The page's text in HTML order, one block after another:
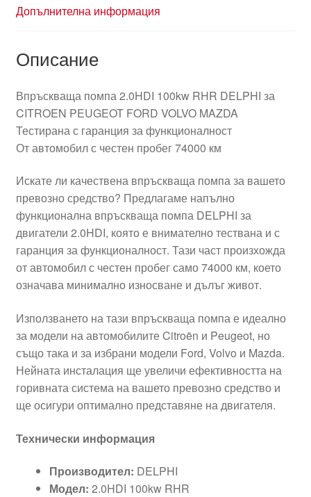
Допълнителна информация
Описание
Впръскваща помпа 2.0HDI 100kw RHR DELPHI за
CITROEN PEUGEOT FORD VOLVO MAZDA
Тестирана с гаранция за функционалност
От автомобил с честен пробег 74000 км
Искате ли качествена впръскваща помпа за вашето
превозно средство? Предлагаме напълно
функционална впръскваща помпа DELPHI за
двигатели 2.0HDI, която е внимателно тествана и с
гаранция за функционалност. Тази част произхожда
от автомобил с честен пробег само 74000 км, което
означава минимално износване и дълъг живот.
Използването на тази впръскваща помпа е идеално
за модели на автомобилите Citroën и Peugeot, но
също така и за избрани модели Ford, Volvo и Mazda.
Нейната инсталация ще увеличи ефективността на
горивната система на вашето превозно средство и
ще осигури оптимално представяне на двигателя.
Технически информация
Производител: DELPHI
Модел: 2.0HDI 100kw RHR